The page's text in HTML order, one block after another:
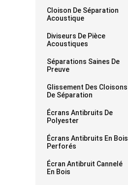
Cloison De Séparation
Acoustique
Diviseurs De Pièce
Acoustiques
Séparations Saines De
Preuve
Glissement Des Cloisons
De Séparation
Écrans Antibruits De
Polyester
Écrans Antibruits En Bois
Perforés
Écran Antibruit Cannelé
En Bois